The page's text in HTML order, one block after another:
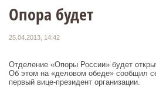
Опора будет
25.04.2013, 14:42
Отделение «Опоры России» будет
Об этом на «деловом обеде» сообщил
первый вице-президент организации.